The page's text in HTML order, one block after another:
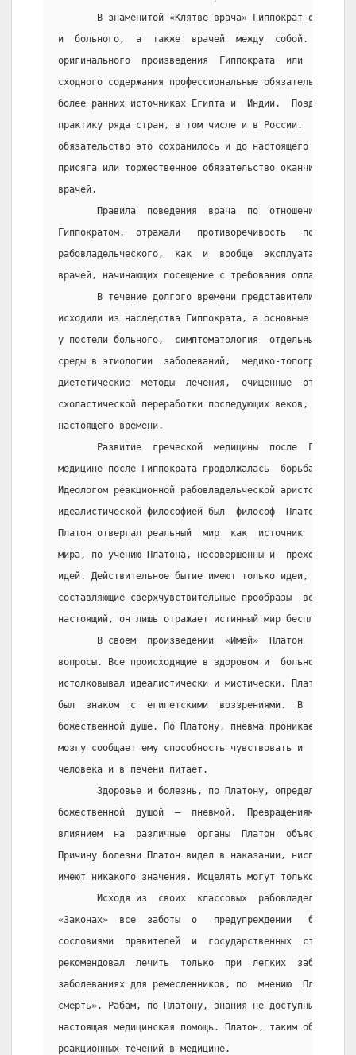
В знаменитой «Клятве врача» Гиппократ
и  больного,  а  также  врачей  между  собой.
оригинального  произведения  Гиппократа  или   его
сходного содержания профессиональные обязательства
более ранних источниках Египта и  Индии.  Позднее
практику ряда стран, в том числе и в России.  В
обязательство это сохранилось и до настоящего
присяга или торжественное обязательство оканчивающих
врачей.
Правила  поведения  врача  по  отношению  к
Гиппократом,  отражали   противоречивость
рабовладельческого,  как  и  вообще
врачей, начинающих посещение с требования оплаты и
В течение долгого времени представители
исходили из наследства Гиппократа, а основные идеи
у постели больного,  симптоматология  отдельных
среды в этиологии  заболеваний,  медико-
диететические  методы  лечения,  очищенные  от
схоластической переработки последующих веков,
настоящего времени.
Развитие  греческой  медицины  после
медицине после Гиппократа продолжалась  борьба
Идеологом реакционной рабовладельческой
идеалистической философией был  философ  Платон
Платон отвергал реальный  мир  как  источник
мира, по учению Платона, несовершенны и  преходящи,
идей. Действительное бытие имеют только идеи,
составляющие сверхчувствительные прообразы  вещей.
настоящий, он лишь отражает истинный мир бесплотных,
В своем  произведении  «Имей»  Платон
вопросы. Все происходящие в здоровом и  больном
истолковывал идеалистически и мистически. Платон,
был  знаком  с  египетскими  воззрениями.  В
божественной душе. По Платону, пневма проникает в
мозгу сообщает ему способность чувствовать и
человека и в печени питает.
Здоровье и болезнь, по Платону, определяются
божественной  душой  —  пневмой.  Превращениями
влиянием  на  различные  органы  Платон  объяснял
Причину болезни Платон видел в наказании,
имеют никакого значения. Исцелять могут только
Исходя из  своих  классовых
«Законах»  все  заботы  о   предупреждении
сословиями  правителей  и  государственных  стражей.
рекомендовал  лечить  только  при  легких
заболеваниях для ремесленников, по  мнению  Платона,
смерть». Рабам, по Платону, знания не доступны и
настоящая медицинская помощь. Платон, таким образом,
реакционных течений в медицине.